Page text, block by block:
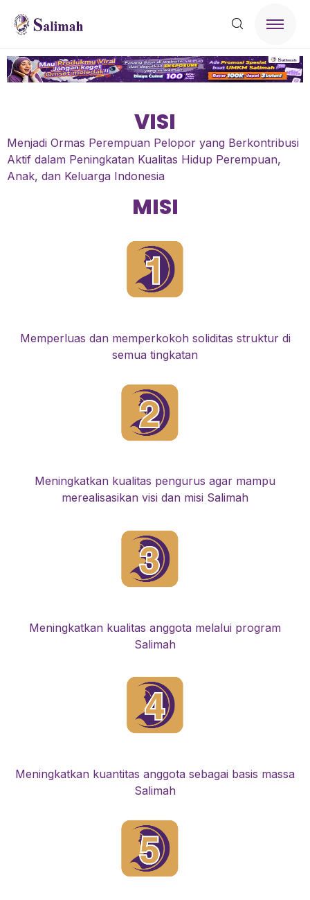
VISI
Menjadi Ormas Perempuan Pelopor yang Berkontribusi
Aktif dalam Peningkatan Kualitas Hidup Perempuan,
Anak, dan Keluarga Indonesia
MISI
Memperluas dan memperkokoh soliditas struktur di
semua tingkatan
Meningkatkan kualitas pengurus agar mampu
merealisasikan visi dan misi Salimah
Meningkatkan kualitas anggota melalui program
Salimah
Meningkatkan kuantitas anggota sebagai basis massa
Salimah